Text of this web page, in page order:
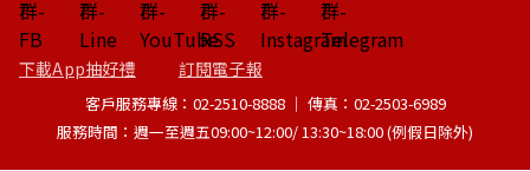
下載App抽好禮 訂閱電子報
客戶服務專線：02-2510-8888 │ 傳真：02-2503-6989
服務時間：週一至週五09:00~12:00/ 13:30~18:00 (例假日除外)